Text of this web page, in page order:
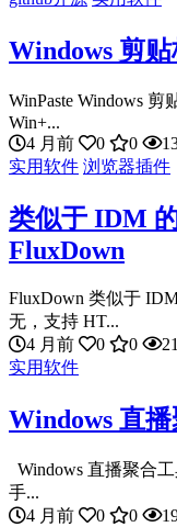
Windows 剪
WinPaste Windows
Win+...
4 月前
0 0
实用软件 浏览器插件
类似于 IDM
FluxDown
FluxDown 类似于
无，支持 HT...
4 月前
0 0 21
实用软件
Windows 直
Windows 直播聚合
手...
4 月前
0 0